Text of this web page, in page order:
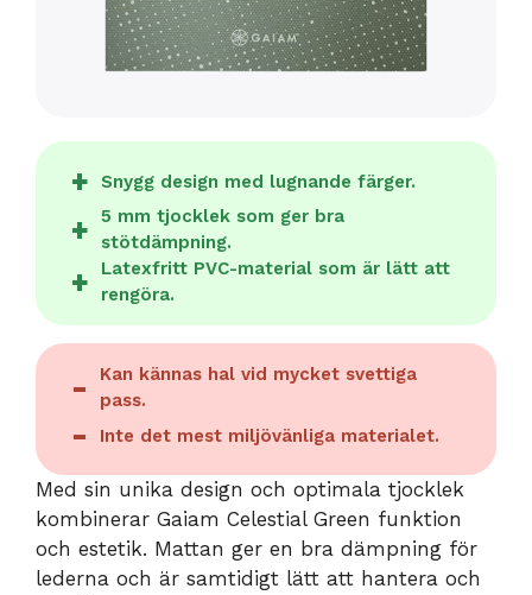
Snygg design med lugnande färger.
5 mm tjocklek som ger bra
stötdämpning.
Latexfritt PVC-material som är lätt att
rengöra.
Kan kännas hal vid mycket svettiga
pass.
Inte det mest miljövänliga materialet.
Med sin unika design och optimala tjocklek
kombinerar Gaiam Celestial Green funktion
och estetik. Mattan ger en bra dämpning för
lederna och är samtidigt lätt att hantera och